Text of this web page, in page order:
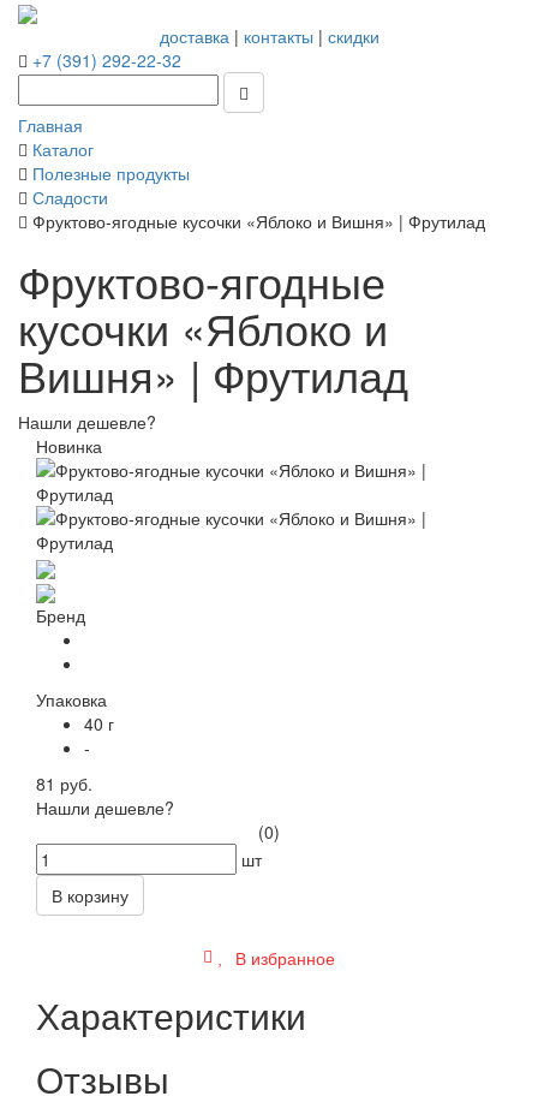
доставка| контакты | скидки
+7 (391) 292-22-32
Главная
Каталог
Полезные продукты
Сладости
Фруктово-ягодные кусочки «Яблоко и Вишня» | Фрутилад
Фруктово-ягодные
кусочки «Яблоко и
Вишня» | Фрутилад
Нашли дешевле?
Новинка
Бренд
Упаковка
40 г
-
81 руб.
Нашли дешевле?
(0)
шт
В корзину
В избранное
Характеристики
Отзывы